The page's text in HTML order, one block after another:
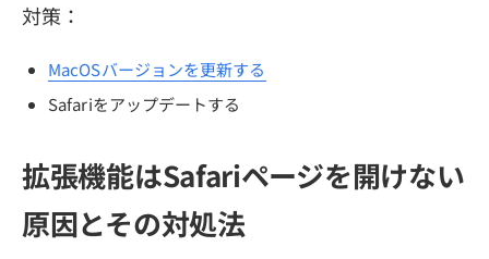
対策：
MacOSバージョンを更新する
Safariをアップデートする
拡張機能はSafariページを開けない
原因とその対処法